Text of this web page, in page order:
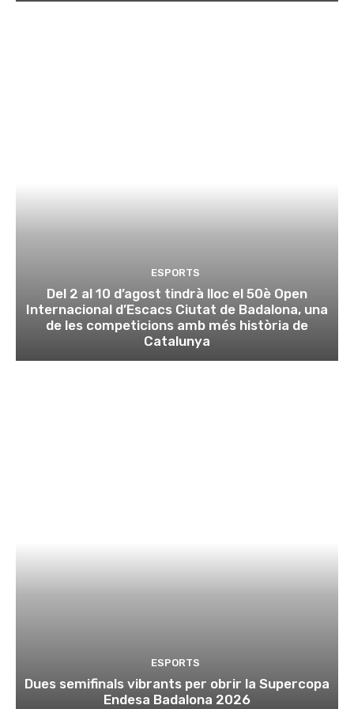
ESPORTS
Del 2 al 10 d’agost tindrà lloc el 50è Open
Internacional d’Escacs Ciutat de Badalona, una
de les competicions amb més història de
Catalunya
ESPORTS
Dues semifinals vibrants per obrir la Supercopa
Endesa Badalona 2026